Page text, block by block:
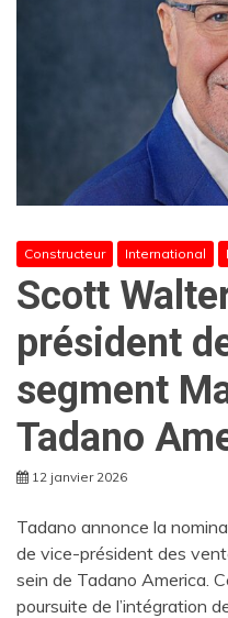
Constructeur International
Scott
président
segment
Tadano
12 janvier 2026
Tadano annonce la
de vice-président des
sein de Tadano America.
poursuite de l’intégration